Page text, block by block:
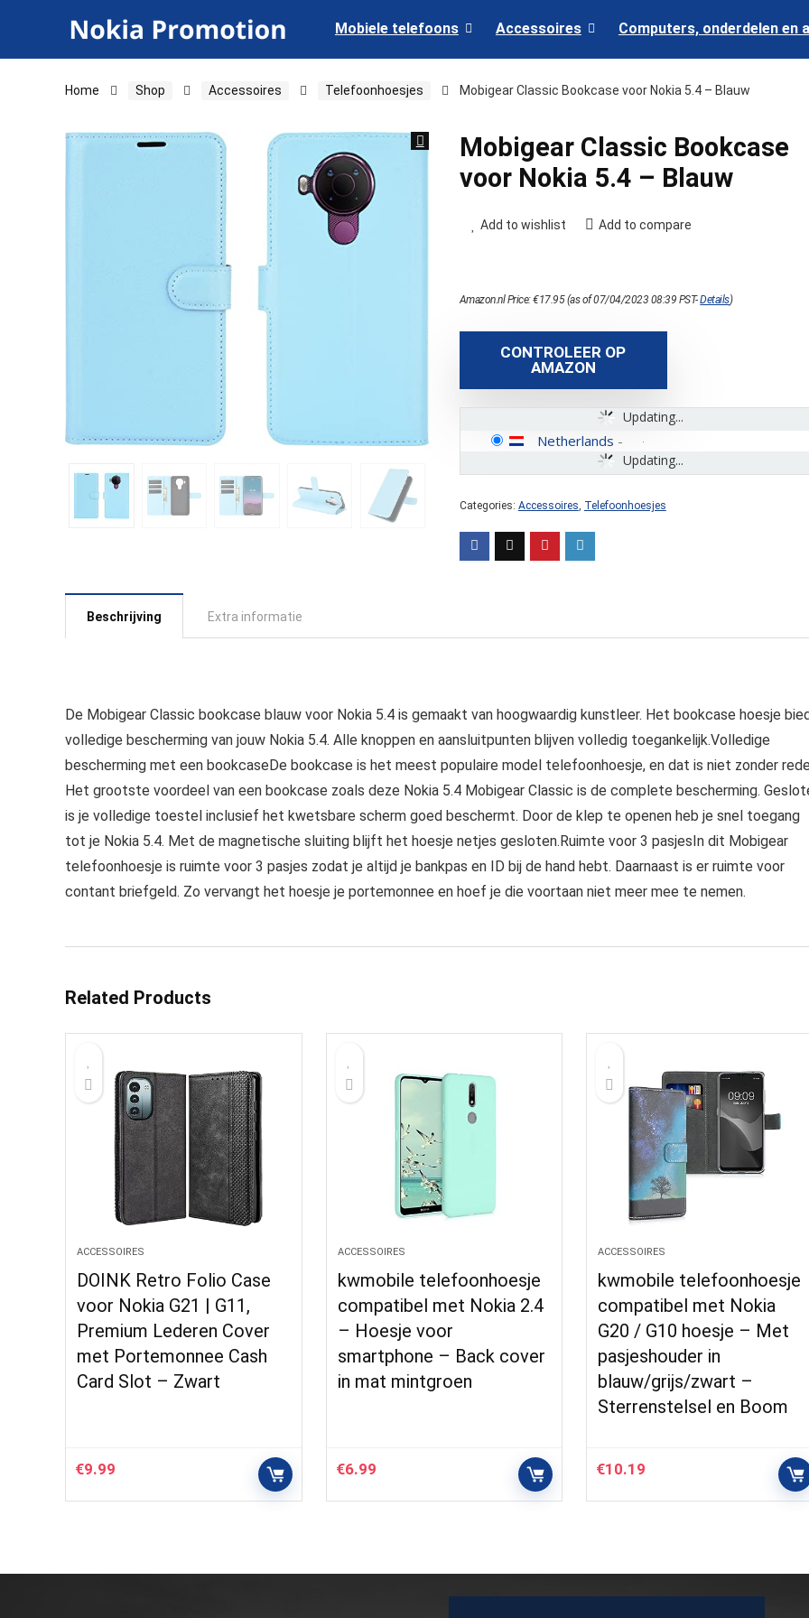
Mobiele telefoons Accessoires Computers, onderdelen en
Home Shop Accessoires Telefoonhoesjes Mobigear Classic Bookcase voor Nokia 5.4 – Blauw
Mobigear Classic Bookcase
voor Nokia 5.4 – Blauw
Add to wishlist Add to compare
Amazon.nl Price:€17.95(as of 07/04/2023 08:39 PST-Details)
CONTROLEER OP
AMAZON
Updating...
Updating...
Netherlands -
Categories: Accessoires, Telefoonhoesjes
Beschrijving Extra informatie
De Mobigear Classic bookcase blauw voor Nokia 5.4 is gemaakt van hoogwaardig kunstleer. Het bookcase hoesje
volledige bescherming van jouw Nokia 5.4. Alle knoppen en aansluitpunten blijven volledig toegankelijk.Volledige
bescherming met een bookcaseDe bookcase is het meest populaire model telefoonhoesje, en dat is niet zonder
Het grootste voordeel van een bookcase zoals deze Nokia 5.4 Mobigear Classic is de complete bescherming.
is je volledige toestel inclusief het kwetsbare scherm goed beschermt. Door de klep te openen heb je snel toegang
tot je Nokia 5.4. Met de magnetische sluiting blijft het hoesje netjes gesloten.Ruimte voor 3 pasjesIn dit Mobigear
telefoonhoesje is ruimte voor 3 pasjes zodat je altijd je bankpas en ID bij de hand hebt. Daarnaast is er ruimte voor
contant briefgeld. Zo vervangt het hoesje je portemonnee en hoef je die voortaan niet meer mee te nemen.
Related Products
ACCESSOIRES
DOINK Retro Folio Case
voor Nokia G21 | G11,
Premium Lederen Cover
met Portemonnee Cash
Card Slot – Zwart
€9.99
ACCESSOIRES
kwmobile telefoonhoesje
compatibel met Nokia 2.4
– Hoesje voor
smartphone – Back cover
in mat mintgroen
€6.99
ACCESSOIRES
kwmobile telefoonhoesje
compatibel met Nokia
G20 / G10 hoesje – Met
pasjeshouder in
blauw/grijs/zwart –
Sterrenstelsel en Boom
€10.19